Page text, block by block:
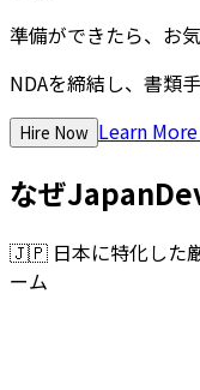
準備ができたら、お
NDAを締結し、書類
Hire Now Learn
なぜ
🇯🇵 日本に特化した
ーム